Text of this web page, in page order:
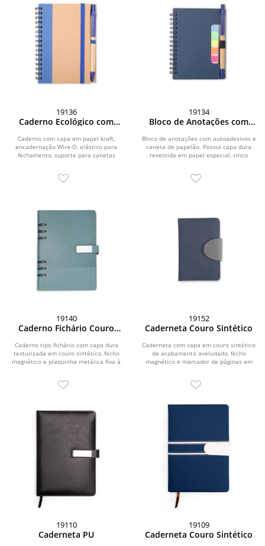
19136
Caderno Ecológico com
Caderno com capa em papel kraft,
encadernação Wire-O, elástico para
fechamento, suporte para canetas
19134
Bloco de Anotações com
Bloco de anotações com autoadesivos e
caneta de papelão. Possui capa dura
revestida em papel especial, cinco
19140
Caderno Fichário Couro
Caderno tipo fichário com capa dura
texturizada em couro sintético, fecho
magnético e plaquinha metálica fixa à
19152
Caderneta Couro Sintético
Caderneta com capa em couro sintético
de acabamento aveludado, fecho
magnético e marcador de páginas em
19110
Caderneta PU
19109
Caderneta Couro Sintético